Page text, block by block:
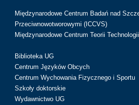
Międzynarodowe Centrum Badań nad
Przeciwnowotworowymi (ICCVS)
Międzynarodowe Centrum Teorii
Biblioteka UG
Centrum Języków Obcych
Centrum Wychowania Fizycznego i Sportu
Szkoły doktorskie
Wydawnictwo UG